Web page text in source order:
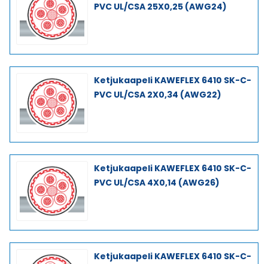
PVC UL/CSA 25X0,25 (AWG24)
Ketjukaapeli KAWEFLEX 6410 SK-C-
PVC UL/CSA 2X0,34 (AWG22)
Ketjukaapeli KAWEFLEX 6410 SK-C-
PVC UL/CSA 4X0,14 (AWG26)
Ketjukaapeli KAWEFLEX 6410 SK-C-